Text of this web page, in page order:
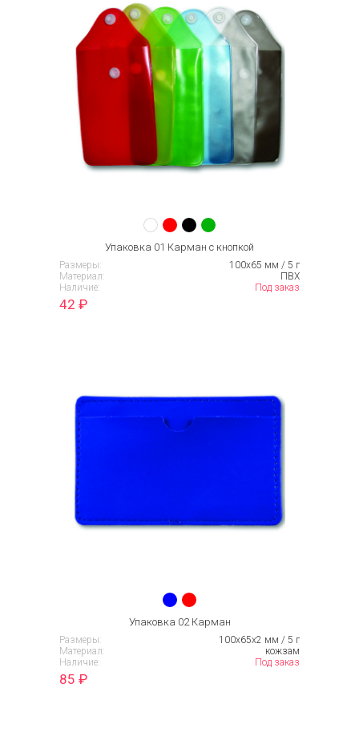
Упаковка 01 Карман с кнопкой
Размеры:
100х65 мм / 5 г
Материал:
ПВХ
Наличие:
Под заказ
42 ₽
Упаковка 02 Карман
Размеры:
100х65х2 мм / 5 г
Материал:
кожзам
Наличие:
Под заказ
85 ₽